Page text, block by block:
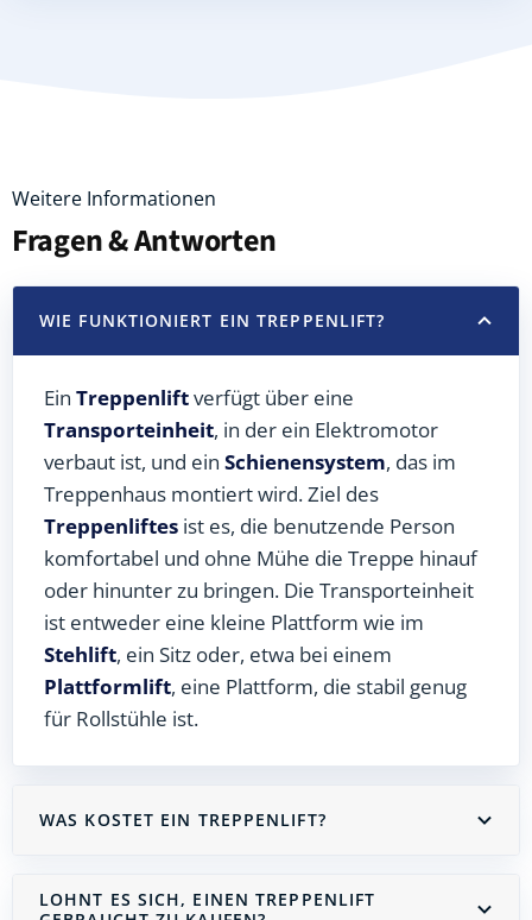
Weitere Informationen
Fragen & Antworten
WIE FUNKTIONIERT EIN TREPPENLIFT?
Ein Treppenliftverfügt über eine
Transporteinheit, in der ein Elektromotor
verbaut ist, und ein Schienensystem, das im
Treppenhaus montiert wird. Ziel des
Treppenliftes ist es, die benutzende Person
komfortabel und ohne Mühe die Treppe hinauf
oder hinunter zu bringen. Die Transporteinheit
ist entweder eine kleine Plattform wie im
Stehlift, ein Sitz oder, etwa bei einem
Plattformlift, eine Plattform, die stabil genug
für Rollstühle ist.
WAS KOSTET EIN TREPPENLIFT?
LOHNT ES SICH, EINEN TREPPENLIFT